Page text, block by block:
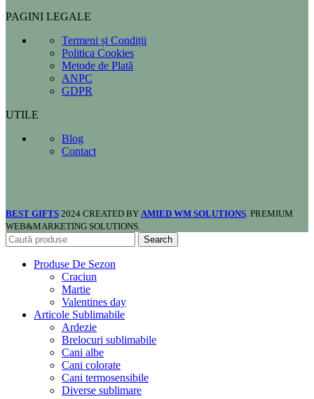
PAGINI LEGALE
Termeni și Condiții
Politica Cookies
Metode de Plată
ANPC
GDPR
UTILE
Blog
Contact
BEST GIFTS 2024 CREATED BY AMIED WM SOLUTIONS. PREMIUM
WEB&MARKETING SOLUTIONS.
Search
Produse De Sezon
Craciun
Martie
Valentines day
Articole Sublimabile
Ardezie
Brelocuri sublimabile
Cani albe
Cani colorate
Cani termosensibile
Diverse sublimare